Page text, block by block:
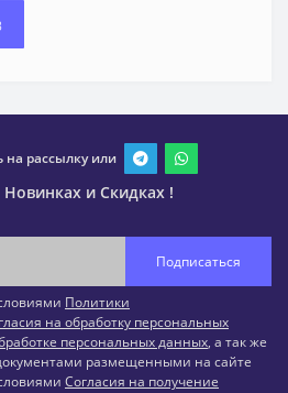
рассылку или
и Скидках !
Подписаться
Политики
на обработку персональных
персональных данных, а так же
размещенными на сайте
Согласия на получение